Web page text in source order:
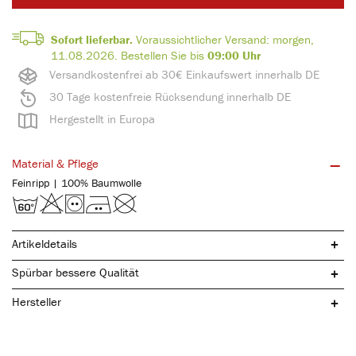
Versandkostenfrei ab 30€ Einkaufswert innerhalb DE
30 Tage kostenfreie Rücksendung innerhalb DE
Hergestellt in Europa
Sofort lieferbar. Voraussichtlicher Versand: morgen,
11.08.2026. Bestellen Sie bis 09:00 Uhr
Material & Pflege
Feinripp | 100% Baumwolle
Artikeldetails
Spürbar bessere Qualität
Hersteller